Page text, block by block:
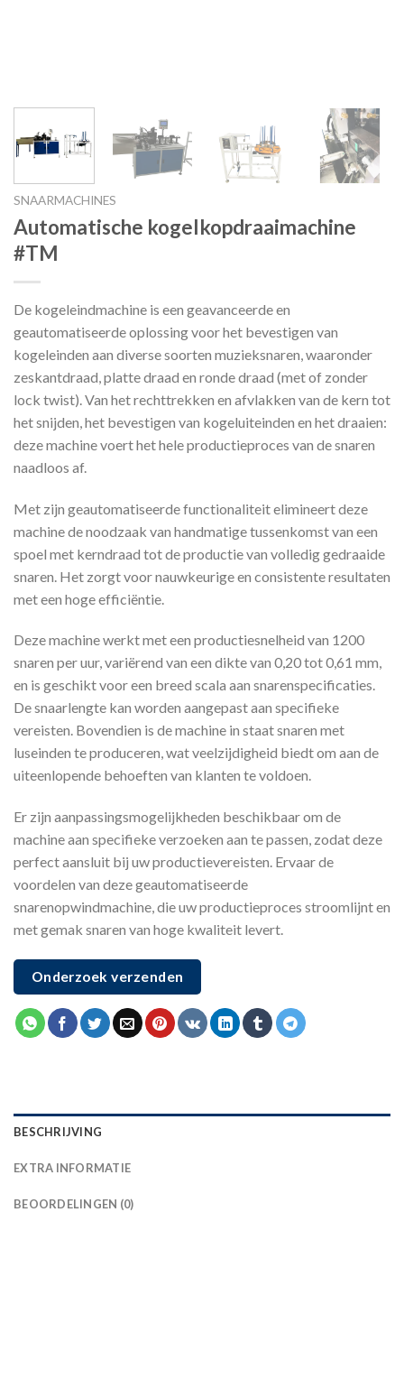
SNAARMACHINES
Automatische kogelkopdraaimachine
#TM
De kogeleindmachine is een geavanceerde en
geautomatiseerde oplossing voor het bevestigen van
kogeleinden aan diverse soorten muzieksnaren, waaronder
zeskantdraad, platte draad en ronde draad (met of zonder
lock twist). Van het rechttrekken en afvlakken van de kern tot
het snijden, het bevestigen van kogeluiteinden en het draaien:
deze machine voert het hele productieproces van de snaren
naadloos af.
Met zijn geautomatiseerde functionaliteit elimineert deze
machine de noodzaak van handmatige tussenkomst van een
spoel met kerndraad tot de productie van volledig gedraaide
snaren. Het zorgt voor nauwkeurige en consistente resultaten
met een hoge efficiëntie.
Deze machine werkt met een productiesnelheid van 1200
snaren per uur, variërend van een dikte van 0,20 tot 0,61 mm,
en is geschikt voor een breed scala aan snarenspecificaties.
De snaarlengte kan worden aangepast aan specifieke
vereisten. Bovendien is de machine in staat snaren met
luseinden te produceren, wat veelzijdigheid biedt om aan de
uiteenlopende behoeften van klanten te voldoen.
Er zijn aanpassingsmogelijkheden beschikbaar om de
machine aan specifieke verzoeken aan te passen, zodat deze
perfect aansluit bij uw productievereisten. Ervaar de
voordelen van deze geautomatiseerde
snarenopwindmachine, die uw productieproces stroomlijnt en
met gemak snaren van hoge kwaliteit levert.
Onderzoek verzenden
BESCHRIJVING
EXTRA INFORMATIE
BEOORDELINGEN (0)